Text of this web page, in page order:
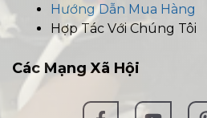
Hướng Dẫn Mua Hàng
Hợp Tác Với Chúng Tôi
Các Mạng Xã Hội